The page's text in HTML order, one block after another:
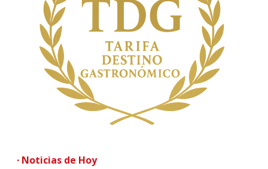
· Noticias de Hoy